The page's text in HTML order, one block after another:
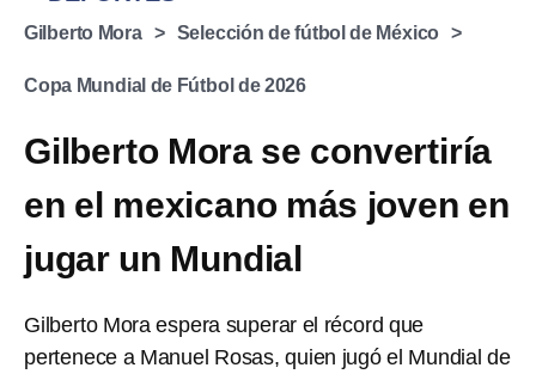
⁠Gilberto Mora Selección de fútbol de México
Copa Mundial de Fútbol de 2026
Gilberto Mora se convertiría
en el mexicano más joven en
jugar un Mundial
Gilberto Mora espera superar el récord que
pertenece a Manuel Rosas, quien jugó el Mundial de